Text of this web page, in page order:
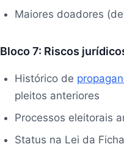
Maiores doadores
Bloco 7: Riscos
Histórico de
pleitos anteriores
Processos eleitorais
Status na Lei da